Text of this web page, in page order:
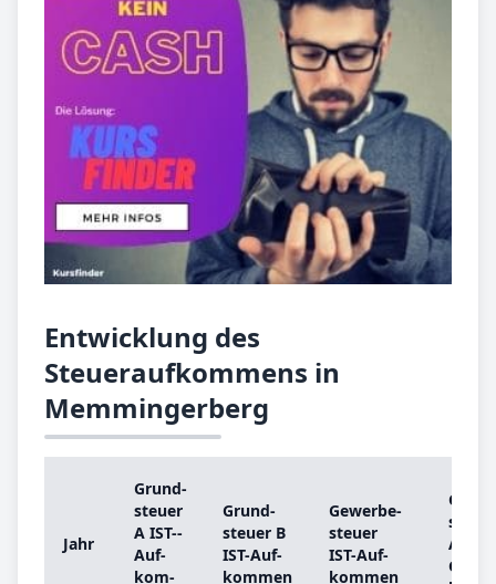
Entwicklung des
Steueraufkommens in
Memmingerberg
Jahr
Grund­
steu­er
A IST-­
Auf­
kom­
Grund­
steu­er B
IST-­Auf­
kom­men
Ge­wer­be­
steu­er
IST-­Auf­
kom­men
steu­er
A